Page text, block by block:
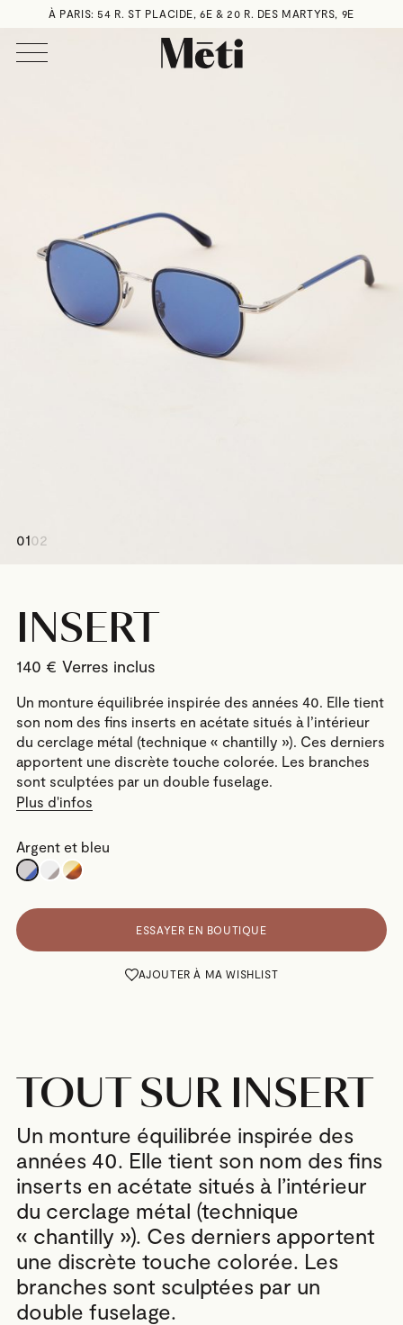
À PARIS: 54 R. ST PLACIDE, 6E & 20 R. DES MARTYRS, 9E
0102
INSERT
140 €
Un monture équilibrée inspirée des années 40. Elle tient
son nom des fins inserts en acétate situés à l’intérieur
du cerclage métal (technique « chantilly »). Ces derniers
apportent une discrète touche colorée. Les branches
sont sculptées par un double fuselage.
Plus d'infos
Argent et bleu
ESSAYER EN BOUTIQUE
AJOUTER À MA WISHLIST
TOUT SUR INSERT
Un monture équilibrée inspirée des
années 40. Elle tient son nom des fins
inserts en acétate situés à l’intérieur
du cerclage métal (technique
« chantilly »). Ces derniers apportent
une discrète touche colorée. Les
branches sont sculptées par un
double fuselage.